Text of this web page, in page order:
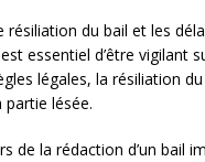
du bail et les
essentiel d’être vigilant
légales, la résiliation
lésée.
de la rédaction d’un bail